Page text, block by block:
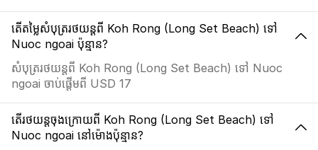
តើតម្លៃសំបុត្ររថយន្តពី Koh Rong (Long Set Beach) ទៅ
Nuoc ngoai ប៉ុន្មាន?
សំបុត្ររថយន្តពី Koh Rong (Long Set Beach) ទៅ Nuoc
ngoai ចាប់ផ្តើមពី USD 17
តើរថយន្តចុងក្រោយពី Koh Rong (Long Set Beach) ទៅ
Nuoc ngoai នៅម៉ោងប៉ុន្មាន?